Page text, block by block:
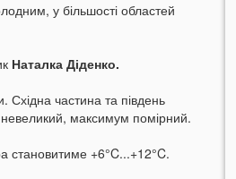
у більшості областей
Наталка Діденко.
частина та південь
невеликий, максимум помірний.
становитиме +6°C...+12°C.